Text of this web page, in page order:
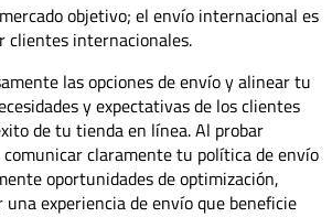
objetivo; el envío internacional es
clientes internacionales.
las opciones de envío y alinear tu
y expectativas de los clientes
de tu tienda en línea. Al probar
claramente tu política de envío
oportunidades de optimización,
una experiencia de envío que beneficie